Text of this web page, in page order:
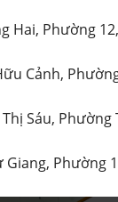
Hai, Phường
Cảnh,
Sáu,
Phường